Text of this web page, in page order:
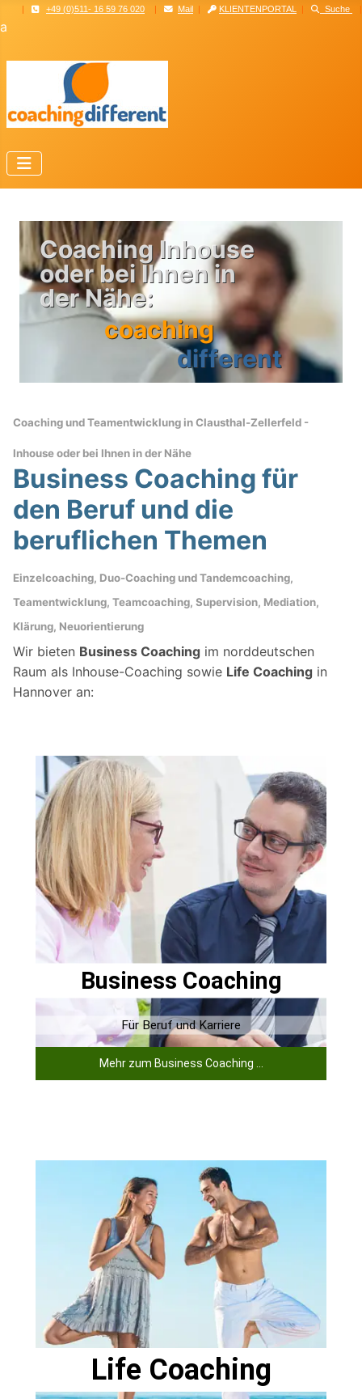
| +49 (0)511- 16 59 76 020 | Mail | KLIENTENPORTAL | Suche |
a
coaching
Coaching Inhouse
oderbei Ihnen in
derNähe:
different
Coaching und Teamentwicklung inClausthal-Zellerfeld -
Inhouse oder bei Ihnen in der Nähe
Business Coaching für
den Beruf und die
beruflichen Themen
Einzelcoaching, Duo-Coaching und Tandemcoaching,
Teamentwicklung, Teamcoaching, Supervision, Mediation,
Klärung, Neuorientierung
Wir bieten Business Coaching im norddeutschen
Raum als Inhouse-Coaching sowie Life Coaching in
Hannover an:
Business Coaching
Für Beruf und Karriere
Mehr zum Business Coaching ...
Life Coaching